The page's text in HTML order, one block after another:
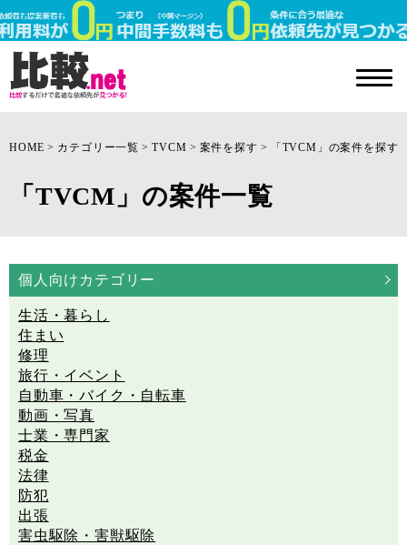
HOME カテゴリー一覧 TVCM 案件を探す 「TVCM」の案件を探す
「TVCM」の案件一覧
個人向けカテゴリー
生活・暮らし
住まい
修理
旅行・イベント
自動車・バイク・自転車
動画・写真
士業・専門家
税金
法律
防犯
出張
害虫駆除・害獣駆除